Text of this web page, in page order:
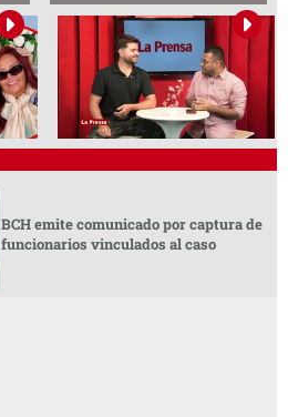
BCH emite comunicado por captura de
funcionarios vinculados al caso